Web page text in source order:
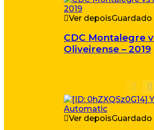
Ver depoisGuardado
CDC Montalegre
Oliveirense – 2019
Ver depoisGuardado